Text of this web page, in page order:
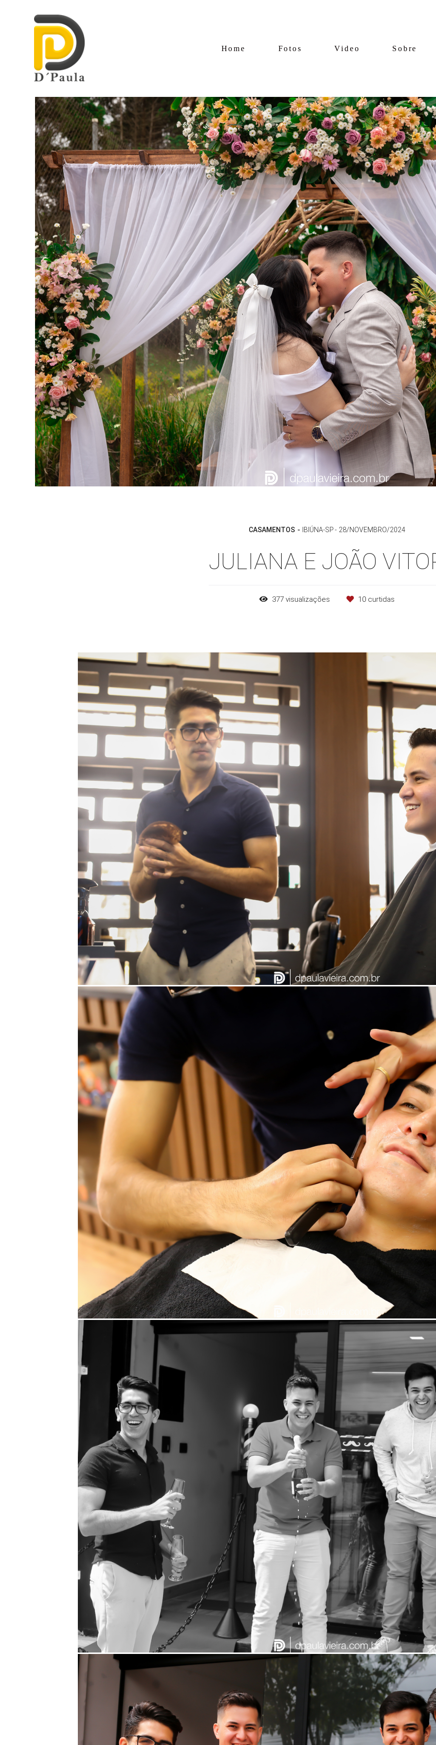
Home Fotos Video Sobre
CASAMENTOS IBIÚNA-SP 28/NOVEMBRO/2024
JULIANA E JOÃO
377 visualizações 10 curtidas